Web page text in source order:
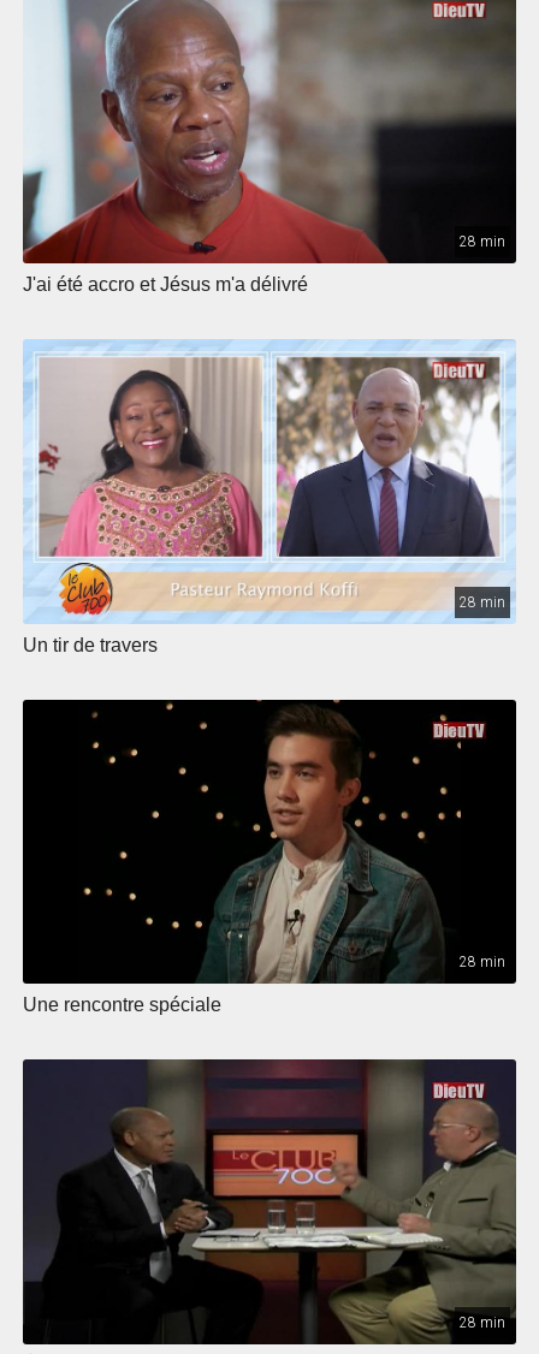
28 min
J'ai été accro et Jésus m'a délivré
28 min
Un tir de travers
28 min
Une rencontre spéciale
28 min